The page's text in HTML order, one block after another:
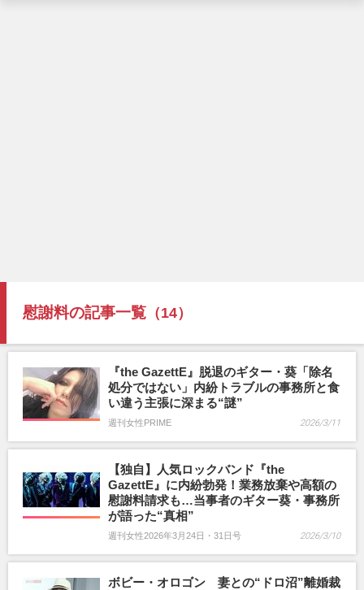
慰謝料の記事一覧 （14）
『the GazettE』脱退のギター・葵「除名
処分ではない」内紛トラブルの事務所と食
い違う主張に深まる“謎”
週刊女性PRIME 2026/3/11
【独自】人気ロックバンド『the
GazettE』に内紛勃発！業務放棄や高額の
慰謝料請求も…当事者のギター葵・事務所
が語った“真相”
週刊女性2026年3月24日・31日号 2026/3/10
ボビー・オロゴン 妻との“ドロ沼”離婚裁